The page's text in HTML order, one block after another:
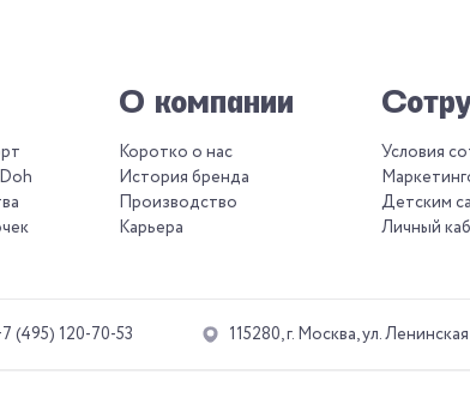
О компании
Коротко о нас
История бренда
Производство
Карьера
Условия
Детским
Личный
(495) 120-70-53 115280, г. Москва, ул.